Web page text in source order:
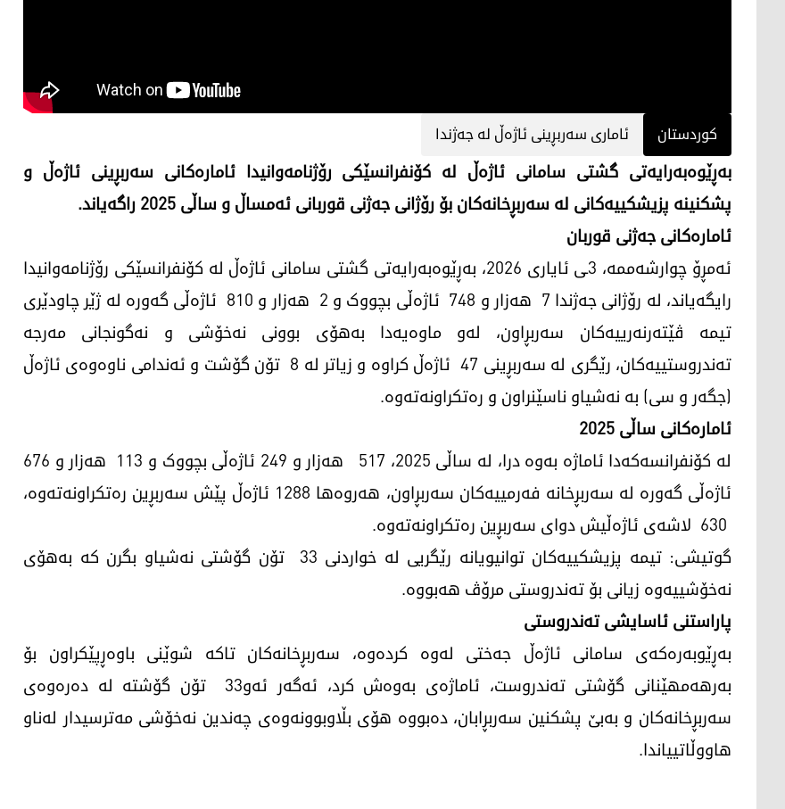
کوردستان ئاماری سەربڕینی ئاژەڵ لە جەژندا
بەڕێوەبەرایەتی گشتی سامانی ئاژەڵ لە کۆنفرانسێکی رۆژنامەوانیدا ئامارەکانی سەربڕینی ئاژەڵ و
پشکنینە پزیشکییەکانی لە سەربڕخانەکان بۆ رۆژانی جەژنی قوربانی ئەمساڵ و ساڵی 2025 راگەیاند.
ئامارەکانی جەژنی قوربان
ئەمڕۆ چوارشەممە، 3ـی ئایاری 2026، بەڕێوەبەرایەتی گشتی سامانی ئاژەڵ لە کۆنفرانسێکی رۆژنامەوانیدا
رایگەیاند، لە رۆژانی جەژندا 7 هەزار و 748 ئاژەڵی بچووک و 2 هەزار و 810 ئاژەڵی گەورە لە ژێر چاودێری
تیمە ڤێتەرنەرییەکان سەربڕاون، لەو ماوەیەدا بەهۆی بوونی نەخۆشی و نەگونجانی مەرجە
تەندروستییەکان، رێگری لە سەربڕینی 47 ئاژەڵ کراوە و زیاتر لە 8 تۆن گۆشت و ئەندامی ناوەوەی ئاژەڵ
(جگەر و سی) بە نەشیاو ناسێنراون و رەتکراونەتەوە.
ئامارەکانی ساڵی 2025
لە کۆنفرانسەکەدا ئاماژە بەوە درا، لە ساڵی 2025، 517 هەزار و 249 ئاژەڵی بچووک و 113 هەزار و 676
ئاژەڵی گەورە لە سەربڕخانە فەرمییەکان سەربڕاون، هەروەها 1288 ئاژەڵ پێش سەربڕین رەتکراونەتەوە،
گوتیشی: تیمە پزیشکییەکان توانیویانە رێگریی لە خواردنی 33 تۆن گۆشتی نەشیاو بگرن کە بەهۆی
نەخۆشییەوە زیانی بۆ تەندروستی مرۆڤ هەبووە.
پاراستنی ئاسایشی تەندروستی
بەڕێوبەرەکەی سامانی ئاژەڵ جەختی لەوە کردەوە، سەربڕخانەکان تاکە شوێنی باوەڕپێکراون بۆ
بەرهەمهێنانی گۆشتی تەندروست، ئاماژەی بەوەش کرد، ئەگەر ئەو33 تۆن گۆشتە لە دەرەوەی
سەربڕخانەکان و بەبێ پشکنین سەربڕابان، دەبووە هۆی بڵاوبوونەوەی چەندین نەخۆشی مەترسیدار لەناو
هاووڵاتییاندا.